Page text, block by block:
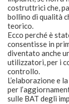
costruttrici che,
bollino di qualità
teorico.
Ecco perché è
consentisse in
diventato anche
utilizzatori, per i
controllo.
L’elaborazione e
per
sulle BAT degli